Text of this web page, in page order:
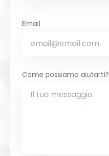
Email
Come possiamo aiutarti?